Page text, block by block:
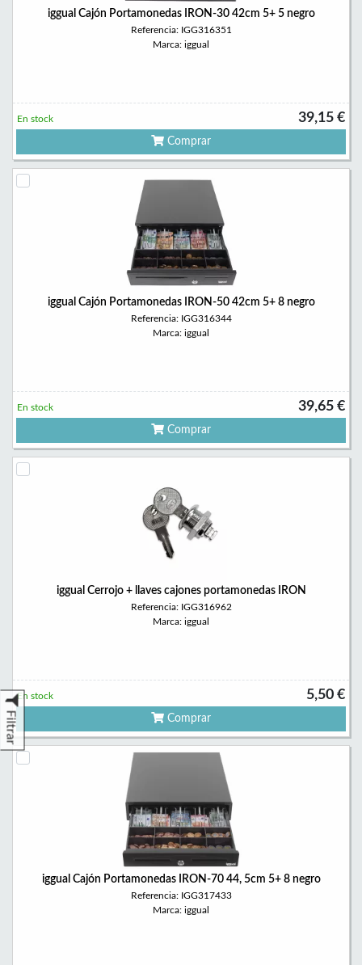
Filtrar
iggual Cajón Portamonedas IRON-30 42cm 5+ 5 negro
Referencia: IGG316351
Marca: iggual
39,15 €
En stock
Comprar
iggual Cajón Portamonedas IRON-50 42cm 5+ 8 negro
Referencia: IGG316344
Marca: iggual
39,65 €
En stock
Comprar
iggual Cerrojo + llaves cajones portamonedas IRON
Referencia: IGG316962
Marca: iggual
5,50 €
En stock
Comprar
iggual Cajón Portamonedas IRON-70 44, 5cm 5+ 8 negro
Referencia: IGG317433
Marca: iggual